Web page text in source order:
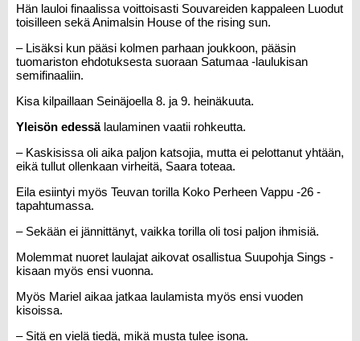
Hän lauloi finaalissa voittoisasti Souvareiden kappaleen Luodut
toisilleen sekä Animalsin House of the rising sun.
– Lisäksi kun pääsi kolmen parhaan joukkoon, pääsin
tuomariston ehdotuksesta suoraan Satumaa -laulukisan
semifinaaliin.
Kisa kilpaillaan Seinäjoella 8. ja 9. heinäkuuta.
Yleisön edessälaulaminen vaatii rohkeutta.
– Kaskisissa oli aika paljon katsojia, mutta ei pelottanut yhtään,
eikä tullut ollenkaan virheitä, Saara toteaa.
Eila esiintyi myös Teuvan torilla Koko Perheen Vappu -26 -
tapahtumassa.
– Sekään ei jännittänyt, vaikka torilla oli tosi paljon ihmisiä.
Molemmat nuoret laulajat aikovat osallistua Suupohja Sings -
kisaan myös ensi vuonna.
Myös Mariel aikaa jatkaa laulamista myös ensi vuoden
kisoissa.
– Sitä en vielä tiedä, mikä musta tulee isona.